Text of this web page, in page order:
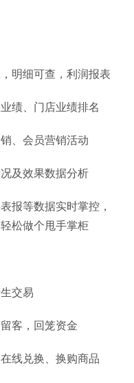
明细可查，利润报表
绩、门店业绩排名
、会员营销活动
及效果数据分析
报等数据实时掌控，
松做个甩手掌柜
交易
客，回笼资金
线兑换、换购商品